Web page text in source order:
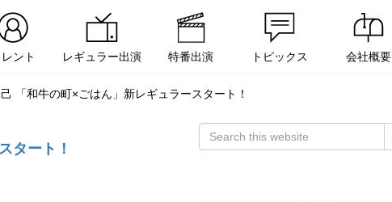
レント レギュラー出演 特番出演 トピックス 会社概要
「和牛の町×ごはん」新レギュラースタート！
タート！